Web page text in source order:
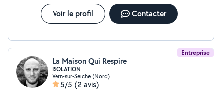
Voir le profil Contacter
Entreprise
La Maison Qui Respire
ISOLATION
Vern-sur-Seiche (Nord)
5/5 (2 avis)